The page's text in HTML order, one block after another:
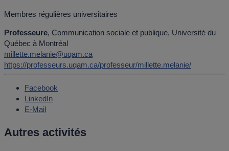
Membres régulières universitaires
Professeure, Communication sociale et publique, Université du
Québec à Montréal
millette.melanie@uqam.ca
https://professeurs.uqam.ca/professeur/millette.melanie/
Facebook
LinkedIn
E-Mail
Autres activités